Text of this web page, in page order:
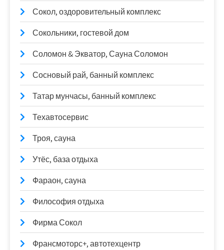
Сокол, оздоровительный комплекс
Сокольники, гостевой дом
Соломон & Экватор, Сауна Соломон
Сосновый рай, банный комплекс
Татар мунчасы, банный комплекс
Техавтосервис
Троя, сауна
Утёс, база отдыха
Фараон, сауна
Философия отдыха
Фирма Сокол
Франсмоторс+, автотехцентр